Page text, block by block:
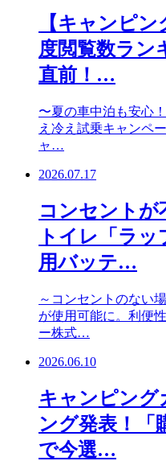
【キャンピ
度閲覧数ラン
直前！…
〜夏の車中泊も安心
え冷え試乗キャンペ
ャ…
2026.07.17
コンセントが
トイレ「ラ
用バッテ…
～コンセントのない
が使用可能に。利便
ー株式…
2026.06.10
キャンピング
ング発表！「
で今選…